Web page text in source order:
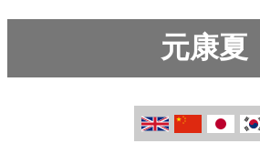
元康夏